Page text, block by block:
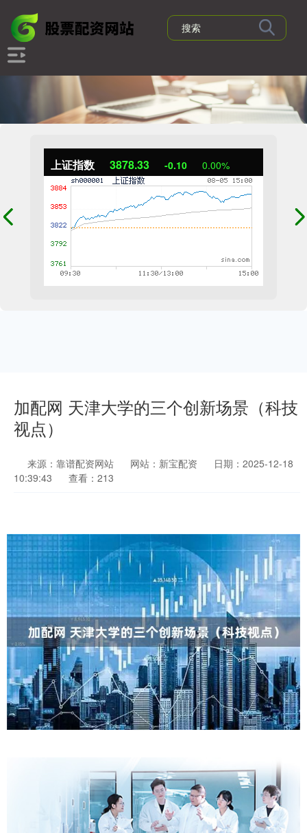
上证指数 3878.33 -0.10 0.00%
加配网 天津大学的三个创新场景（科技
视点）
来源：靠谱配资网站 网站：新宝配资
日期：2025-12-18
10:39:43
查看：213